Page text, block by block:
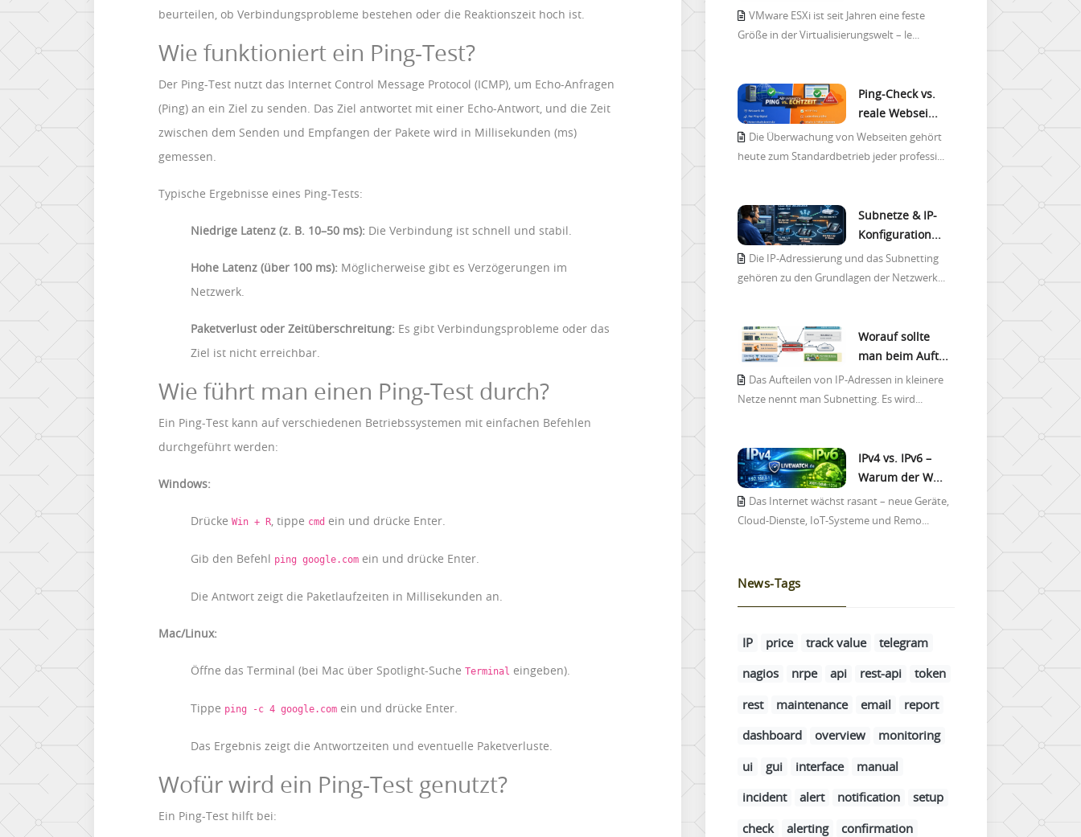
beurteilen, ob Verbindungsprobleme bestehen oder die Reaktionszeit hoch ist.
Wie funktioniert ein Ping-Test?
Der Ping-Test nutzt das Internet Control Message Protocol (ICMP), um Echo-Anfragen
(Ping) an ein Ziel zu senden. Das Ziel antwortet mit einer Echo-Antwort, und die Zeit
zwischen dem Senden und Empfangen der Pakete wird in Millisekunden (ms)
gemessen.
Typische Ergebnisse eines Ping-Tests:
Niedrige Latenz (z. B. 10–50 ms): Die Verbindung ist schnell und stabil.
Hohe Latenz (über 100 ms): Möglicherweise gibt es Verzögerungen im
Netzwerk.
Paketverlust oder Zeitüberschreitung: Es gibt Verbindungsprobleme oder das
Ziel ist nicht erreichbar.
Wie führt man einen Ping-Test durch?
Ein Ping-Test kann auf verschiedenen Betriebssystemen mit einfachen Befehlen
durchgeführt werden:
Windows:
Drücke Win + R, tippe cmd ein und drücke Enter.
Gib den Befehl ping google.com ein und drücke Enter.
Die Antwort zeigt die Paketlaufzeiten in Millisekunden an.
Mac/Linux:
Öffne das Terminal (bei Mac über Spotlight-Suche Terminal eingeben).
Tippe ping -c 4 google.com ein und drücke Enter.
Das Ergebnis zeigt die Antwortzeiten und eventuelle Paketverluste.
Wofür wird ein Ping-Test genutzt?
Ein Ping-Test hilft bei:
VMware ESXi ist seit Jahren eine feste
Größe in der Virtualisierungswelt – le...
Ping-Check vs.
reale Websei...
Die Überwachung von Webseiten gehört
heute zum Standardbetrieb jeder professi...
Subnetze & IP-
Konfiguration...
Die IP-Adressierung und das Subnetting
gehören zu den Grundlagen der Netzwerk...
Worauf sollte
man beim Auft...
Das Aufteilen von IP-Adressen in kleinere
Netze nennt man Subnetting. Es wird...
IPv4 vs. IPv6 –
Warum der W...
Das Internet wächst rasant – neue Geräte,
Cloud-Dienste, IoT-Systeme und Remo...
News-Tags
IP price track value
telegram
nagios
nrpe api rest-api
token
rest
maintenance email
report
dashboard
overview
monitoring
ui
gui interface
manual
incident
alert notification
setup
check
alerting
confirmation